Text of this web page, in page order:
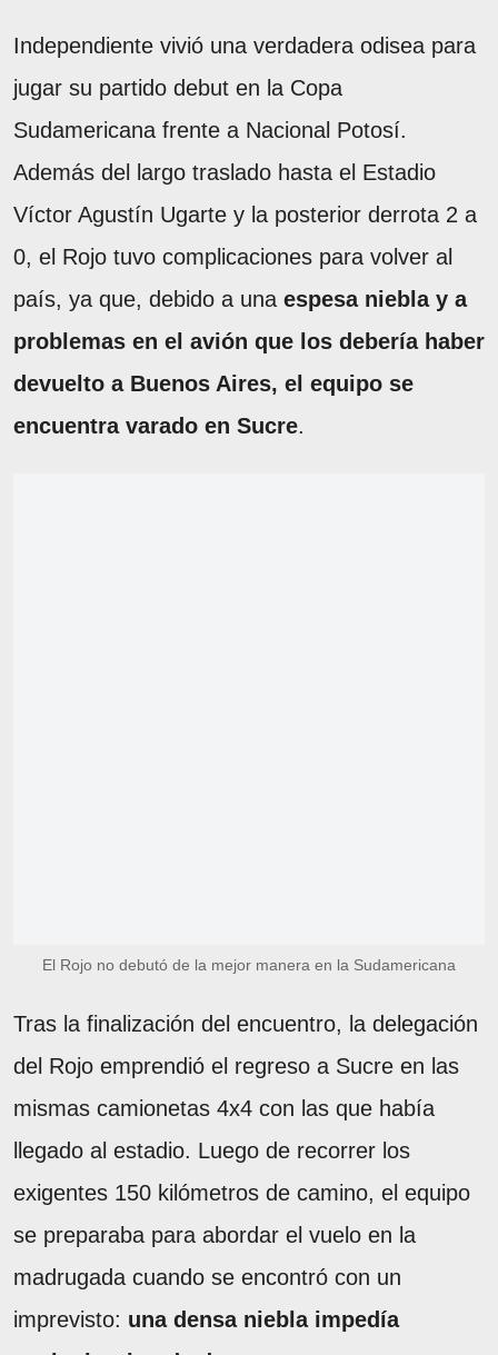
Independiente vivió una verdadera odisea para
jugar su partido debut en la Copa
Sudamericana frente a Nacional Potosí.
Además del largo traslado hasta el Estadio
Víctor Agustín Ugarte y la posterior derrota 2 a
0, el Rojo tuvo complicaciones para volver al
país, ya que, debido a una espesa niebla y a
problemas en el avión que los debería haber
devuelto a Buenos Aires, el equipo se
encuentra varado en Sucre.
El Rojo no debutó de la mejor manera en la Sudamericana
Tras la finalización del encuentro, la delegación
del Rojo emprendió el regreso a Sucre en las
mismas camionetas 4x4 con las que había
llegado al estadio. Luego de recorrer los
exigentes 150 kilómetros de camino, el equipo
se preparaba para abordar el vuelo en la
madrugada cuando se encontró con un
imprevisto: una densa niebla impedía